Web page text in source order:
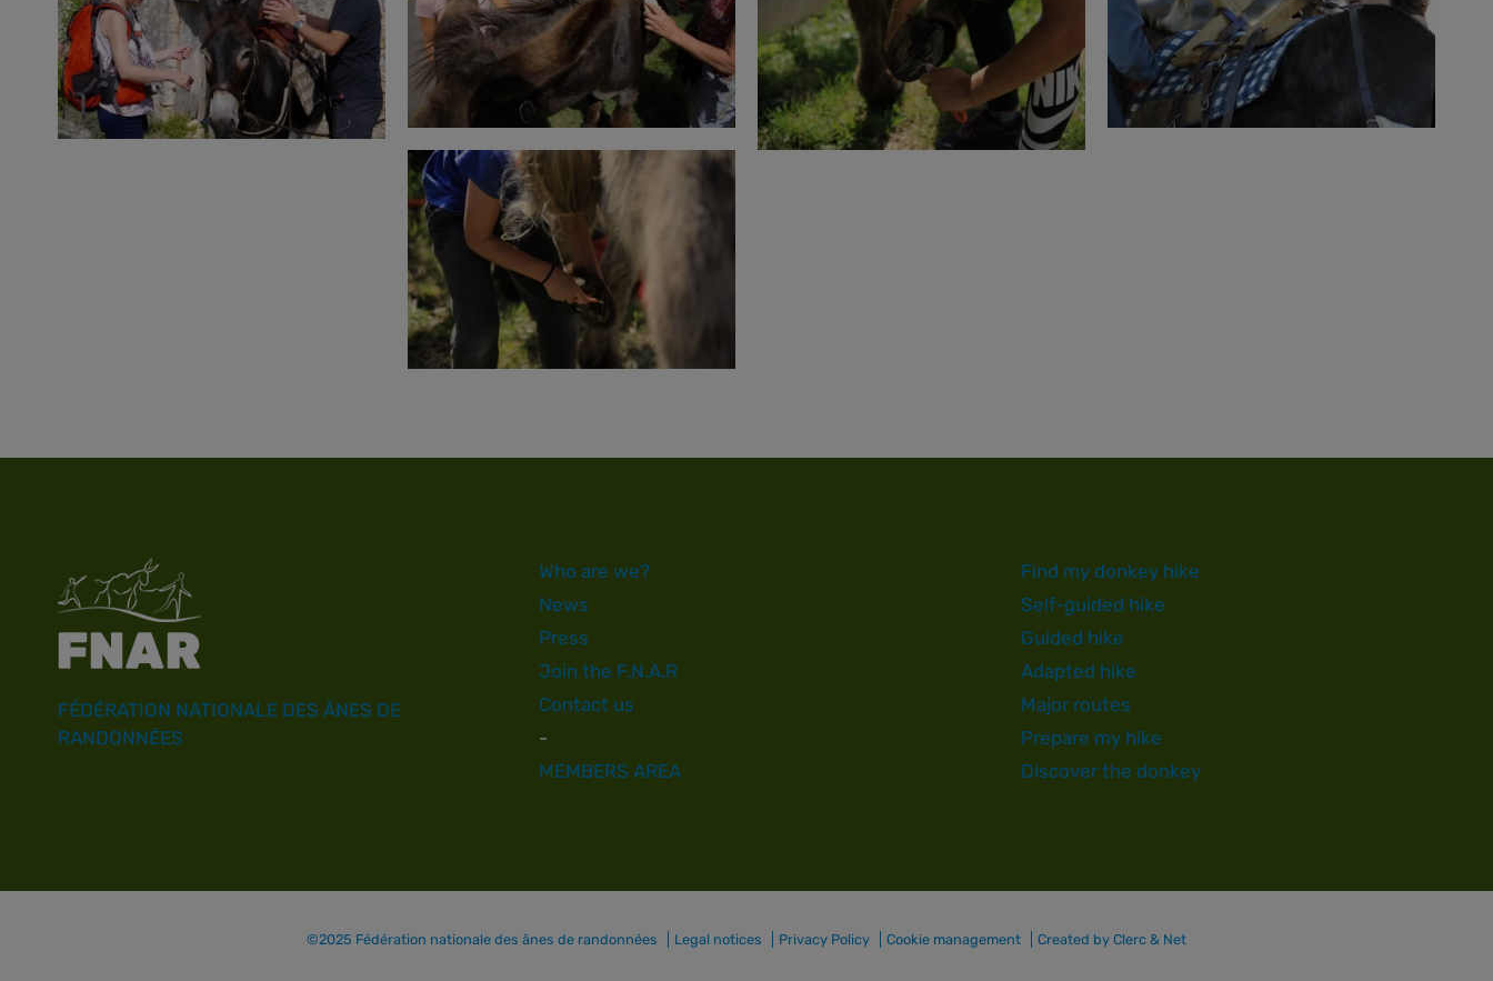
FÉDÉRATION NATIONALE DES ÂNES DE
RANDONNÉES
Who are we?
News
Press
Join the F.N.A.R
Contact us
-
MEMBERS AREA
Find my donkey hike
Self-guided hike
Guided hike
Adapted hike
Major routes
Prepare my hike
Discover the donkey
©2025 Fédération nationale des ânes de randonnées Legal notices Privacy Policy Cookie management Created by Clerc & Net